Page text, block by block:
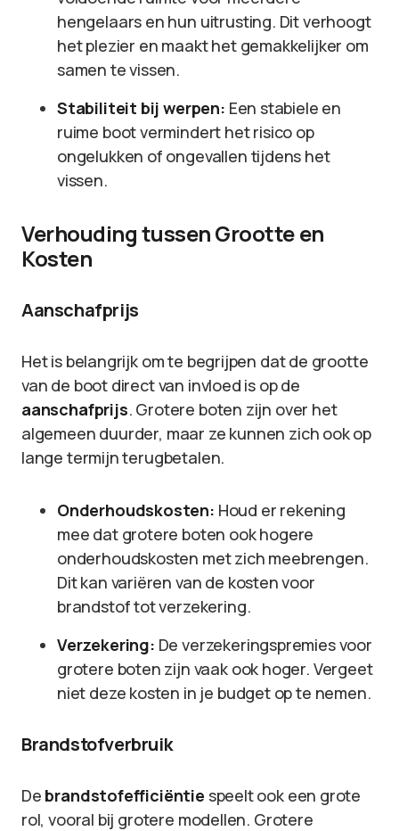
hengelaars en hun uitrusting. Dit verhoogt
het plezier en maakt het gemakkelijker om
samen te vissen.
Stabiliteit bij werpen: Een stabiele en
ruime boot vermindert het risico op
ongelukken of ongevallen tijdens het
vissen.
Verhouding tussen Grootte en
Kosten
Aanschafprijs
Het is belangrijk om te begrijpen dat de grootte
van de boot direct van invloed is op de
aanschafprijs. Grotere boten zijn over het
algemeen duurder, maar ze kunnen zich ook op
lange termijn terugbetalen.
Onderhoudskosten: Houd er rekening
mee dat grotere boten ook hogere
onderhoudskosten met zich meebrengen.
Dit kan variëren van de kosten voor
brandstof tot verzekering.
Verzekering: De verzekeringspremies voor
grotere boten zijn vaak ook hoger. Vergeet
niet deze kosten in je budget op te nemen.
Brandstofverbruik
De brandstofefficiëntie speelt ook een grote
rol, vooral bij grotere modellen. Grotere